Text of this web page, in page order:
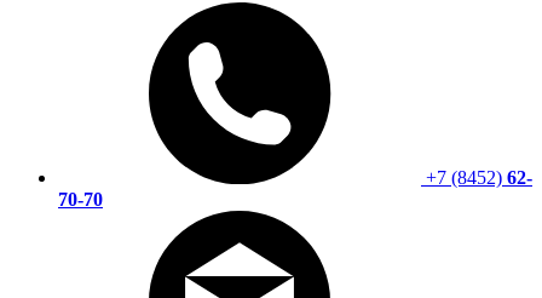
+7 (8452) 62-
70-70